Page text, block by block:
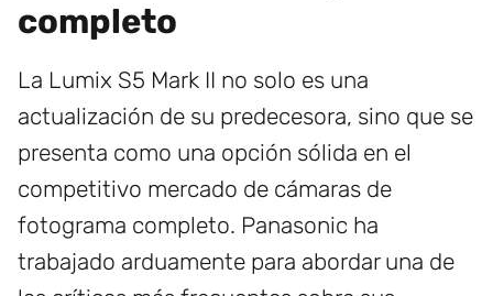
completo
La Lumix S5 Mark II no solo es una
actualización de su predecesora, sino que se
presenta como una opción sólida en el
competitivo mercado de cámaras de
fotograma completo. Panasonic ha
trabajado arduamente para abordar una de